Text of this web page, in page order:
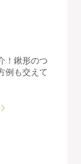
！鍬形のつ
例も交えて